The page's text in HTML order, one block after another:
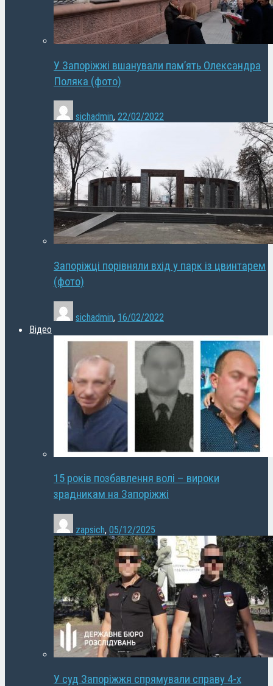
У Запоріжжі вшанували пам’ять Олександра
Поляка (фото)
sichadmin, 22/02/2022
Запоріжці порівняли вхід у парк із цвинтарем
(фото)
sichadmin, 16/02/2022
Відео
15 років позбавлення волі – вироки
зрадникам на Запоріжжі
zapsich, 05/12/2025
У суд Запоріжжя спрямували справу 4-х